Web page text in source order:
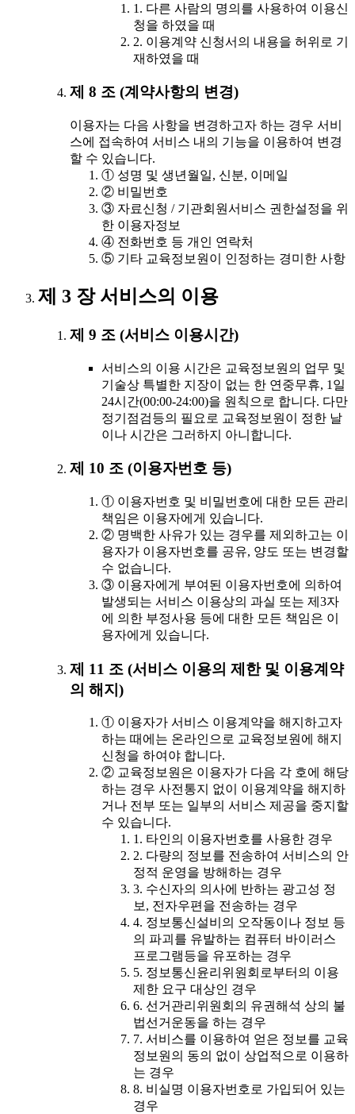
1. 다른 사람의 명의를 사용하여 이용신
청을 하였을 때
2. 이용계약 신청서의 내용을 허위로 기
재하였을 때
제 8 조 (계약사항의 변경)
이용자는 다음 사항을 변경하고자 하는 경우 서비
스에 접속하여 서비스 내의 기능을 이용하여 변경
할 수 있습니다.
① 성명 및 생년월일, 신분, 이메일
② 비밀번호
③ 자료신청 / 기관회원서비스 권한설정을 위
한 이용자정보
④ 전화번호 등 개인 연락처
⑤ 기타 교육정보원이 인정하는 경미한 사항
제 3 장 서비스의 이용
제 9 조 (서비스 이용시간)
서비스의 이용 시간은 교육정보원의 업무 및
기술상 특별한 지장이 없는 한 연중무휴, 1일
24시간(00:00-24:00)을 원칙으로 합니다. 다만
정기점검등의 필요로 교육정보원이 정한 날
이나 시간은 그러하지 아니합니다.
제 10 조 (이용자번호 등)
① 이용자번호 및 비밀번호에 대한 모든 관리
책임은 이용자에게 있습니다.
② 명백한 사유가 있는 경우를 제외하고는 이
용자가 이용자번호를 공유, 양도 또는 변경할
수 없습니다.
③ 이용자에게 부여된 이용자번호에 의하여
발생되는 서비스 이용상의 과실 또는 제3자
에 의한 부정사용 등에 대한 모든 책임은 이
용자에게 있습니다.
제 11 조 (서비스 이용의 제한 및 이용계약
의 해지)
① 이용자가 서비스 이용계약을 해지하고자
하는 때에는 온라인으로 교육정보원에 해지
신청을 하여야 합니다.
② 교육정보원은 이용자가 다음 각 호에 해당
하는 경우 사전통지 없이 이용계약을 해지하
거나 전부 또는 일부의 서비스 제공을 중지할
수 있습니다.
1. 타인의 이용자번호를 사용한 경우
2. 다량의 정보를 전송하여 서비스의 안
정적 운영을 방해하는 경우
3. 수신자의 의사에 반하는 광고성 정
보, 전자우편을 전송하는 경우
4. 정보통신설비의 오작동이나 정보 등
의 파괴를 유발하는 컴퓨터 바이러스
프로그램등을 유포하는 경우
5. 정보통신윤리위원회로부터의 이용
제한 요구 대상인 경우
6. 선거관리위원회의 유권해석 상의 불
법선거운동을 하는 경우
7. 서비스를 이용하여 얻은 정보를 교육
정보원의 동의 없이 상업적으로 이용하
는 경우
8. 비실명 이용자번호로 가입되어 있는
경우